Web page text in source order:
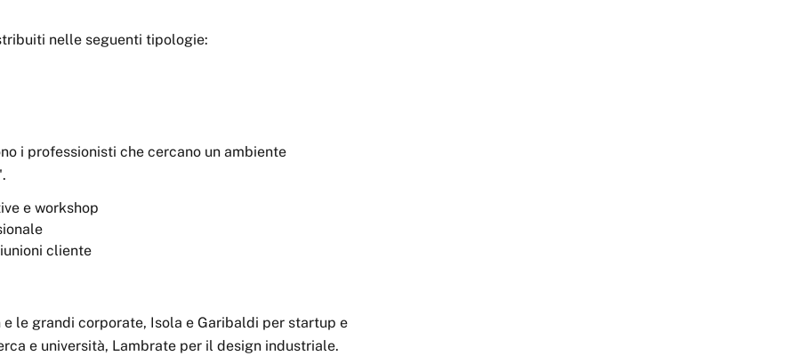
nelle seguenti tipologie:
i professionisti che cercano un ambiente
e workshop
cliente
le grandi corporate, Isola e Garibaldi per startup e
e università, Lambrate per il design industriale.